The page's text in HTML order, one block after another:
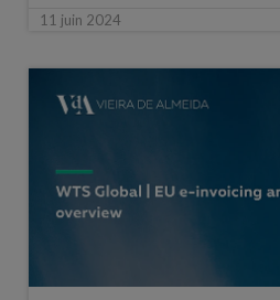
11 juin 2024